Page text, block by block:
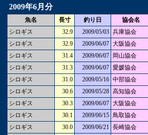
2009年6月分
魚名 長寸 釣り日
協会名
シロギス
32.9 2009/05/03 兵庫協会
シロギス
32.9 2009/06/07 大阪協会
シロギス
31.4 2009/06/07
岡山協会
シロギス
31.3 2009/06/07 愛媛協会
シロギス
31.0 2009/05/16 中部協会
シロギス
30.6 2009/05/28 高知協会
シロギス
30.3 2009/06/07 大阪協会
シロギス
30.1 2009/06/15 鳥取協会
シロギス
30.0 2009/06/21 長崎協会